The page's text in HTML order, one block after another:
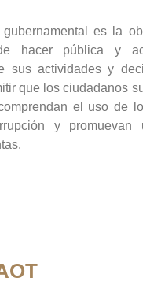
gubernamental es la
hacer pública y
sus actividades y
que los ciudadanos
el uso de
y promuevan